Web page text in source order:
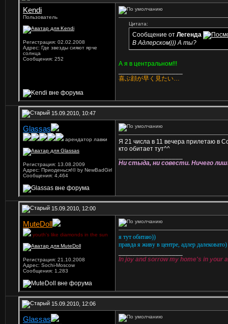
Kendi
Пользователь
Регистрация: 02.02.2008
Адрес: Где звезды сияют ярче
солнца
Сообщения: 252
Цитата:
Сообщение от Легенда
В Адлерском))) А ты?
А я в центральном!!!
喜ぶ顔が早く見たい…
15.09.2010, 10:47
Glassas
арендатор лавки
Регистрация: 13.08.2009
Адрес: Приоденься!© by NewBadGirl
Сообщения: 4,464
Я 21 числа в 11 вечера прилетаю в
кто обитает тут^^
Ни стыда, ни совести. Ничего
15.09.2010, 12:00
MuteDoll
youth's like diamonds in the sun
Регистрация: 21.10.2008
Адрес: Sochi-Moscow
Сообщения: 1,283
я тут обитаю))
правда я живу в центре, адлер далековато)
In joy and sorrow my home's in your
15.09.2010, 12:06
Glassas